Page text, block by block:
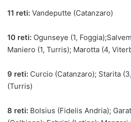
11 reti: Vandeputte (Catanzaro)
10 reti: Ogunseye (1,
Maniero (1, Turris); Marotta (4,
9 reti: Curcio (Catanzaro); Starita
(Turris)
8 reti: Bolsius (Fidelis Andria);